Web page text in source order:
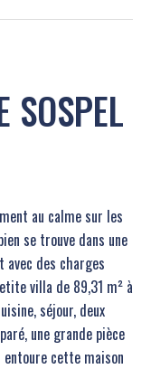
SOSPEL
au calme sur les
se trouve dans une
des charges
villa de 89,31 m² à
séjour, deux
une grande pièce
cette maison